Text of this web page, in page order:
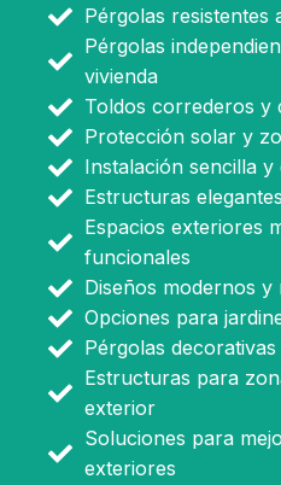
Pérgolas resistentes
Pérgolas
vivienda
Toldos correderos y
Protección solar y
Instalación sencilla
Estructuras
Espacios exteriores
funcionales
Diseños modernos
Opciones para
Pérgolas
Estructuras para
exterior
Soluciones para
exteriores